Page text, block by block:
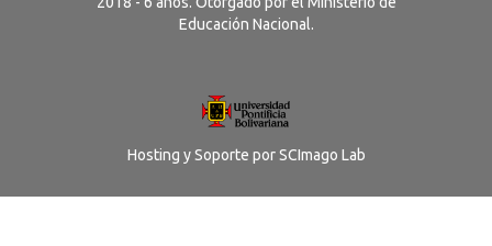
Educación Nacional.
Hosting y Soporte porSCImago Lab